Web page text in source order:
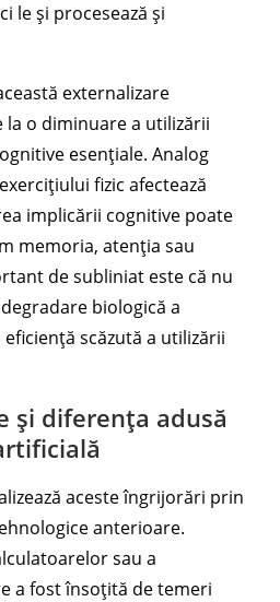
le și procesează și
externalizare
o diminuare a utilizării
esențiale. Analog
fizic afectează
implicării cognitive poate
memoria, atenția sau
de subliniat este că nu
biologică a
scăzută a utilizării
și diferența adusă
aceste îngrijorări prin
anterioare.
sau a
a fost însoțită de temeri